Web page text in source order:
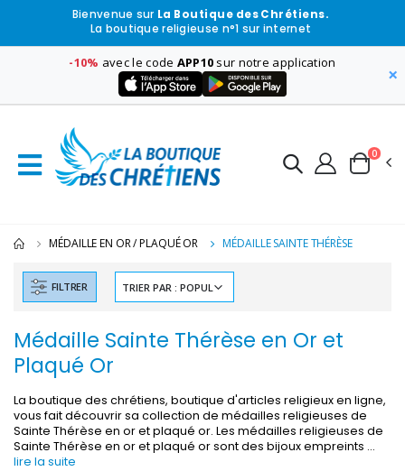
Bienvenue sur La Boutique des Chrétiens.
La boutique religieuse n°1 sur internet
-10% avec le code APP10 sur notre application
×
0
MÉDAILLE EN OR / PLAQUÉ OR MÉDAILLE SAINTE THÉRÈSE
FILTRER
Médaille Sainte Thérèse en Or et
Plaqué Or
La boutique des chrétiens, boutique d'articles religieux en ligne,
vous fait découvrir sa collection de médailles religieuses de
Sainte Thérèse en or et plaqué or. Les médailles religieuses de
Sainte Thérèse en or et plaqué or sont des bijoux empreints ...
lire la suite